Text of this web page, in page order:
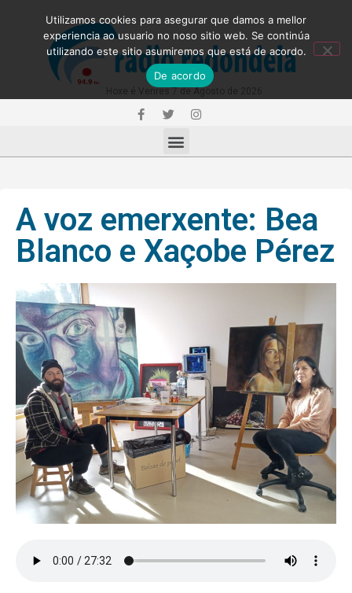
A voz emerxente: Bea
Blanco e Xaçobe Pérez
Utilizamos cookies para asegurar que damos a mellor
experiencia ao usuario no noso sitio web. Se continúa
utilizando este sitio asumiremos que está de acordo.
De acordo